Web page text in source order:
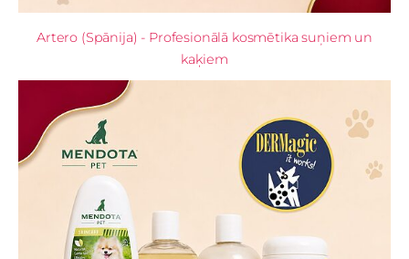
Artero (Spānija) - Profesionālā kosmētika suņiem un
kaķiem